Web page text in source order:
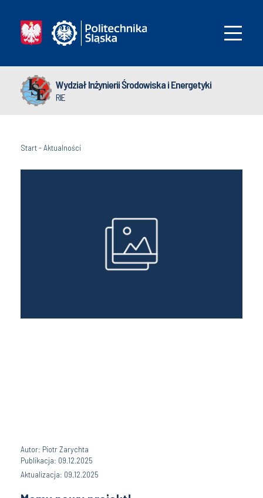
Wydział Inżynierii Środowiska i Energetyki
RIE
Start-Aktualności
Autor: Piotr Zarychta
Publikacja: 09.12.2025
Aktualizacja: 09.12.2025